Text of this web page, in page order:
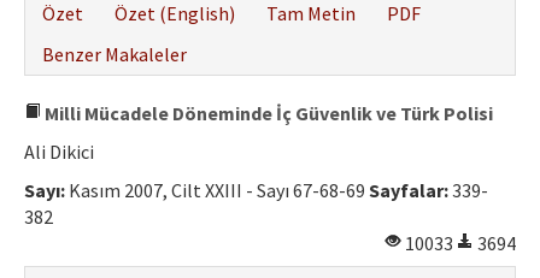
Özet
Özet (English) Tam Metin
PDF
Benzer Makaleler
Milli Mücadele Döneminde İç Güvenlik ve Türk Polisi
Ali Dikici
Sayı: Kasım 2007, Cilt XXIII - Sayı 67-68-69 Sayfalar:339-
382
10033
3694